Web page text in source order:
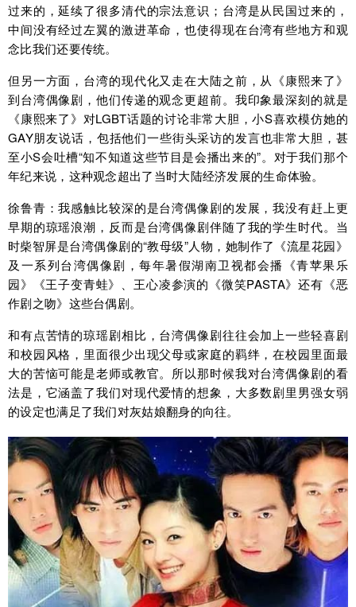
过来的，延续了很多清代的宗法意识；台湾是从民国过来的，
中间没有经过左翼的激进革命，也使得现在台湾有些地方和观
念比我们还要传统。
但另一方面，台湾的现代化又走在大陆之前，从《康熙来了》
到台湾偶像剧，他们传递的观念更超前。我印象最深刻的就是
《康熙来了》对LGBT话题的讨论非常大胆，小S喜欢模仿她的
GAY朋友说话，包括他们一些街头采访的发言也非常大胆，甚
至小S会吐槽“知不知道这些节目是会播出来的”。对于我们那个
年纪来说，这种观念超出了当时大陆经济发展的生命体验。
徐鲁青：我感触比较深的是台湾偶像剧的发展，我没有赶上更
早期的琼瑶浪潮，反而是台湾偶像剧伴随了我的学生时代。当
时柴智屏是台湾偶像剧的“教母级”人物，她制作了《流星花园》
及一系列台湾偶像剧，每年暑假湖南卫视都会播《青苹果乐
园》《王子变青蛙》、王心凌参演的《微笑PASTA》还有《恶
作剧之吻》这些台偶剧。
和有点苦情的琼瑶剧相比，台湾偶像剧往往会加上一些轻喜剧
和校园风格，里面很少出现父母或家庭的羁绊，在校园里面最
大的苦恼可能是老师或教官。所以那时候我对台湾偶像剧的看
法是，它涵盖了我们对现代爱情的想象，大多数剧里男强女弱
的设定也满足了我们对灰姑娘翻身的向往。